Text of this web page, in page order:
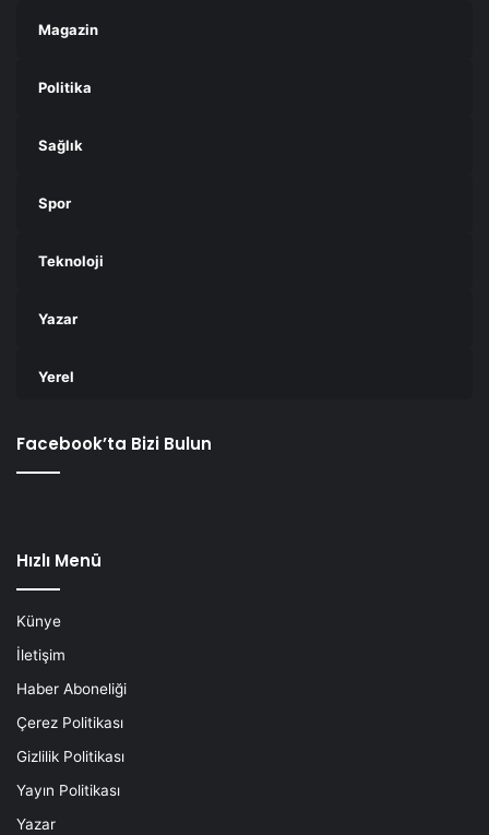
Magazin
Politika
Sağlık
Spor
Teknoloji
Yazar
Yerel
Facebook’ta Bizi Bulun
Hızlı Menü
Künye
İletişim
Haber Aboneliği
Çerez Politikası
Gizlilik Politikası
Yayın Politikası
Yazar